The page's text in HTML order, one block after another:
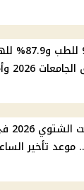
92.8%
وأماكن المرحلة الثانية
تأخير الساعة 60 دقيقة